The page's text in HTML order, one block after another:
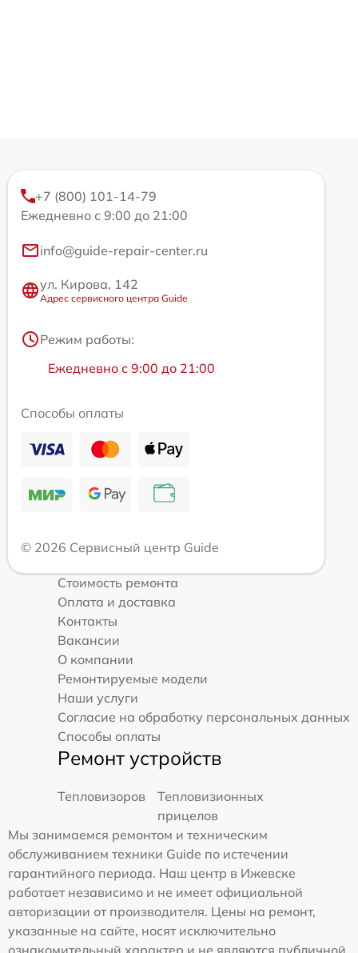
+7 (800) 101-14-79
Ежедневно с 9:00 до 21:00
info@guide-repair-center.ru
ул. Кирова, 142
Адрес сервисного центра Guide
Режим работы:
Ежедневно с 9:00 до 21:00
Способы оплаты
© 2026 Сервисный центр Guide
Стоимость ремонта
Оплата и доставка
Контакты
Вакансии
О компании
Ремонтируемые модели
Наши услуги
Согласие на обработку персональных данных
Способы оплаты
Ремонт устройств
Тепловизоров
Тепловизионных
прицелов
Мы занимаемся ремонтом и техническим
обслуживанием техники Guide по истечении
гарантийного периода. Наш центр в Ижевске
работает независимо и не имеет официальной
авторизации от производителя. Цены на ремонт,
указанные на сайте, носят исключительно